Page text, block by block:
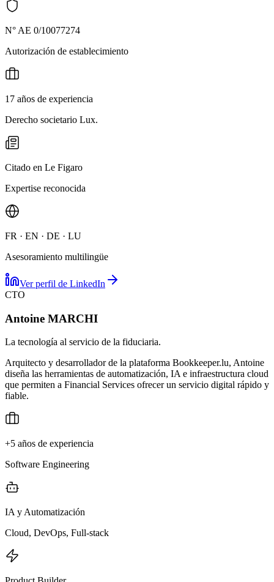
N° AE 0/10077274
Autorización de establecimiento
17 años de experiencia
Derecho societario Lux.
Citado en Le Figaro
Expertise reconocida
FR · EN · DE · LU
Asesoramiento multilingüe
Ver perfil de LinkedIn
CTO
Antoine MARCHI
La tecnología al servicio de la fiduciaria.
Arquitecto y desarrollador de la plataforma Bookkeeper.lu, Antoine
diseña las herramientas de automatización, IA e infraestructura cloud
que permiten a Financial Services ofrecer un servicio digital rápido y
fiable.
+5 años de experiencia
Software Engineering
IA y Automatización
Cloud, DevOps, Full-stack